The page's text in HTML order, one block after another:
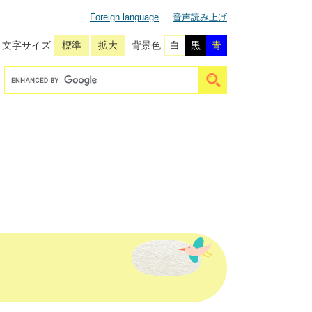
Foreign language 音声読み上げ
文字サイズ 標準 拡大 背景色 白 黒 青